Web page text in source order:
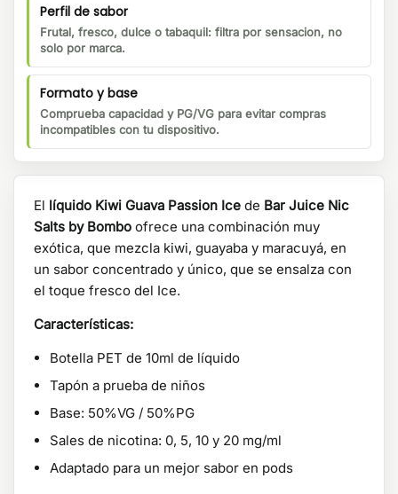
Perfil de sabor
Frutal, fresco, dulce o tabaquil: filtra por sensacion, no
solo por marca.
Formato y base
Comprueba capacidad y PG/VG para evitar compras
incompatibles con tu dispositivo.
El líquido Kiwi Guava Passion Ice de Bar Juice Nic
Salts by Bombo ofrece una combinación muy
exótica, que mezcla kiwi, guayaba y maracuyá, en
un sabor concentrado y único, que se ensalza con
el toque fresco del Ice.
Características:
Botella PET de 10ml de líquido
Tapón a prueba de niños
Base: 50%VG / 50%PG
Sales de nicotina: 0, 5, 10 y 20 mg/ml
Adaptado para un mejor sabor en pods